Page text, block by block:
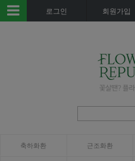
로그인 회원가입
축하화환 근조화환